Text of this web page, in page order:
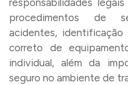
responsabilidades
procedimentos de
acidentes, identificação
correto de
individual, além da
seguro no ambiente de